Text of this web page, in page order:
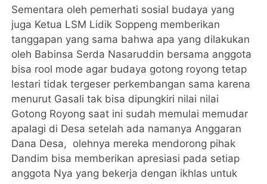
Sementara oleh pemerhati sosial budaya yang
juga Ketua LSM Lidik Soppeng memberikan
tanggapan yang sama bahwa apa yang dilakukan
oleh Babinsa Serda Nasaruddin bersama anggota
bisa rool mode agar budaya gotong royong tetap
lestari tidak tergeser perkembangan sama karena
menurut Gasali tak bisa dipungkiri nilai nilai
Gotong Royong saat ini sudah memulai memudar
apalagi di Desa setelah ada namanya Anggaran
Dana Desa, olehnya mereka mendorong pihak
Dandim bisa memberikan apresiasi pada setiap
anggota Nya yang bekerja dengan ikhlas untuk